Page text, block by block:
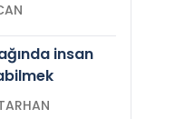
insan
Nevzat TARHAN